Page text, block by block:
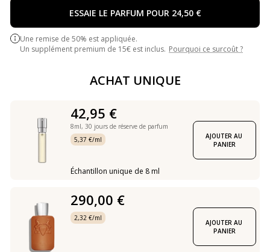
ESSAIE LE PARFUM POUR 24,50 €
Une remise de 50% est appliquée.
Un supplément premium de 15€ est inclus. Pourquoi ce surcoût ?
ACHAT UNIQUE
42,95 €
8ml, 30 jours de réserve de parfum
5,37 €/ml
Échantillon unique de 8 ml
AJOUTER AU
PANIER
290,00 €
2,32 €/ml
AJOUTER AU
PANIER